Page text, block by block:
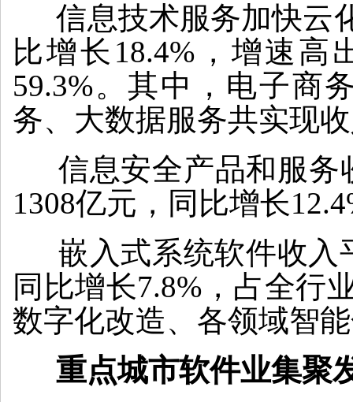
信息技术服务加快云
比增长18.4%，增速
59.3%。其中，电子商
务、大数据服务共实现
信息安全产品和服务
1308亿元，同比增长
嵌入式系统软件收入
同比增长7.8%，占全行
数字化改造、各领域智
重点城市软件业集聚